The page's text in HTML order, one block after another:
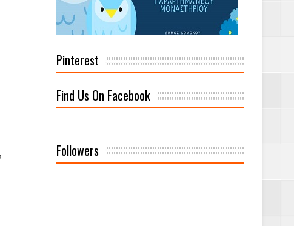
Pinterest
Find Us On Facebook
Followers